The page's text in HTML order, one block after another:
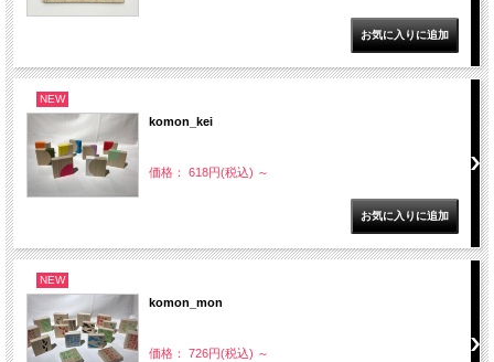
NEW
komon_kei
価格： 618円(税込) ～
NEW
komon_mon
価格： 726円(税込) ～